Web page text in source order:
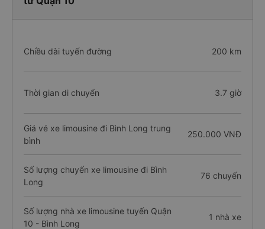
Chiều dài tuyến đường 200 km
Thời gian di chuyển 3.7 giờ
Giá vé xe limousine đi Bình Long trung
bình
250.000 VNĐ
Số lượng chuyến xe limousine đi Bình
Long
76 chuyến
Số lượng nhà xe limousine tuyến Quận
10 - Bình Long
1 nhà xe